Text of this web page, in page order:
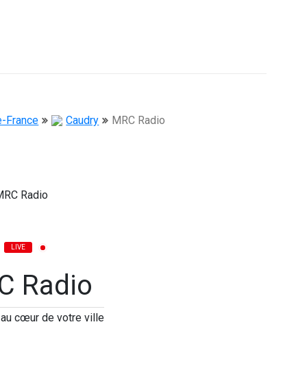
France Caudry MRC Radio
LIVE
Radio
au cœur de votre ville